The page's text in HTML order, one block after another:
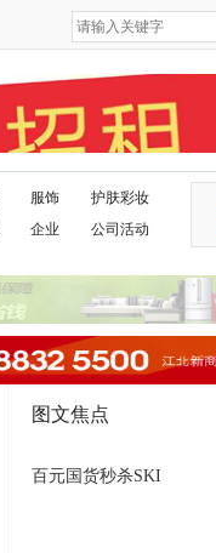
服饰
企业
护肤彩妆
公司活动
图文焦点
百元国货秒杀SKI